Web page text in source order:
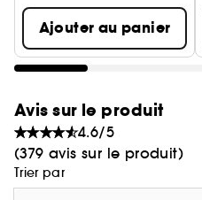
Ajouter au panier
Avis sur le produit
4.6/5
(379 avis sur le produit)
Trier par